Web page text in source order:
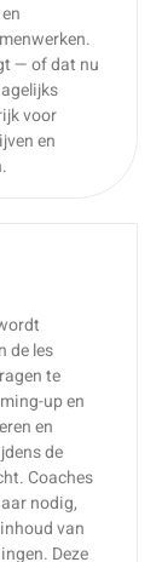
— of dat nu
voor
en
de les
te
up en
en
de
Coaches
nodig,
van
Deze